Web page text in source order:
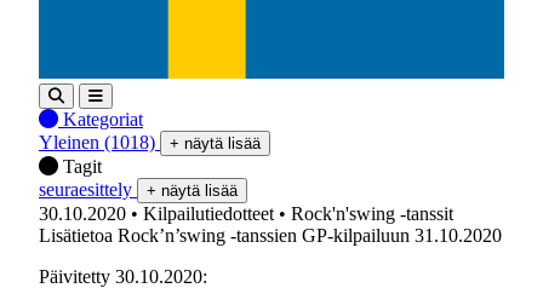
Kategoriat
Yleinen (1018) + näytä lisää
Tagit
seuraesittely
+ näytä lisää
30.10.2020 • Kilpailutiedotteet • Rock'n'swing -tanssit
Lisätietoa Rock’n’swing -tanssien GP-kilpailuun 31.10.2020
Päivitetty 30.10.2020: